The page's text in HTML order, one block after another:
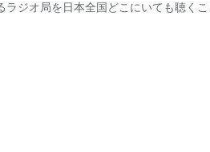
ラジオ局を日本全国どこにいても聴く